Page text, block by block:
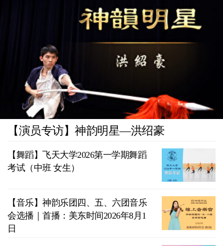
【演员专访】神韵明星—洪绍豪
【舞蹈】飞天大学2026第一学期舞蹈
考试（中班 女生）
【音乐】神韵乐团四、五、六团音乐
会选播｜首播：美东时间2026年8月1
日